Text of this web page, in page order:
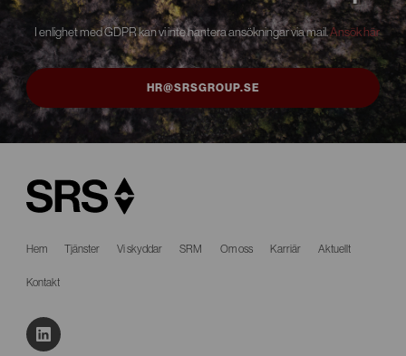
I enlighet med GDPR kan vi inte hantera ansökningar via mail.Ansök här
HR@SRSGROUP.SE
Hem Tjänster Vi skyddar SRM Om oss Karriär Aktuellt
Kontakt